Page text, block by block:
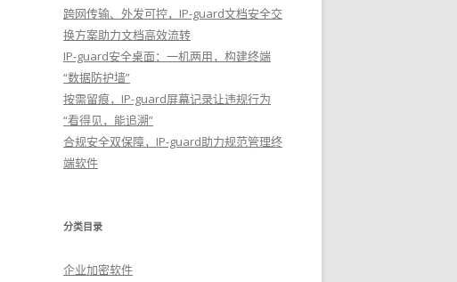
跨网传输、外发可控，IP-guard文档安全交
换方案助力文档高效流转
IP-guard安全桌面：一机两用，构建终端
“数据防护墙”
按需留痕，IP-guard屏幕记录让违规行为
“看得见，能追溯”
合规安全双保障，IP-guard助力规范管理终
端软件
分类目录
企业加密软件